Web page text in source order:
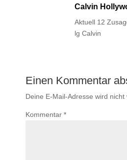
Calvin
Aktuell 12
lg Calvin
Einen Kommentar
Deine E-Mail-Adresse wird nicht
Kommentar *